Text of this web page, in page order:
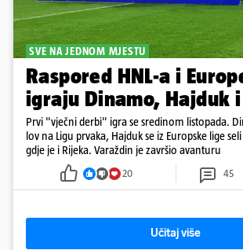
SVE NA JEDNOM MJESTU
Raspored HNL-a i
igraju Dinamo, Hajduk
Prvi "vječni derbi" igra se sredinom listopada.
lov na Ligu prvaka, Hajduk se iz Europske lige
gdje je i Rijeka. Varaždin je završio avanturu
20 45
Učitaj više